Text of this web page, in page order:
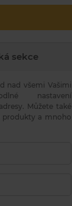
sekce
nad všemi Vašimi
nastavení
Můžete také
produkty a mnoho